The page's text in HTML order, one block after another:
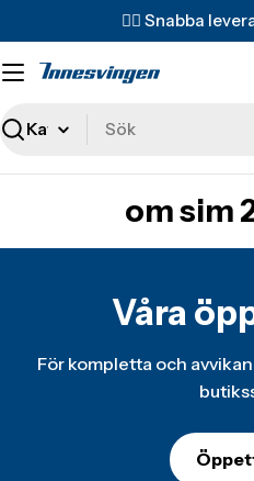
missing:
sv.accessibility.skip_to_text
✌🏼 Snabba
Sök
om sim
Våra
För kompletta och